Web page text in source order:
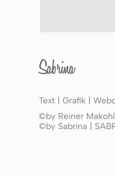
Sabrina
Text | Grafik |
©by Reiner
©by Sabrina |